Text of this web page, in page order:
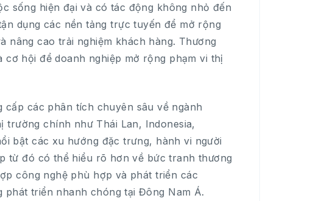
sống hiện đại và có tác động không nhỏ đến
dụng các nền tảng trực tuyến để mở rộng
nâng cao trải nghiệm khách hàng. Thương
hội để doanh nghiệp mở rộng phạm vi thị
cấp các phân tích chuyên sâu về ngành
trường chính như Thái Lan, Indonesia,
bật các xu hướng đặc trưng, hành vi người
từ đó có thể hiểu rõ hơn về bức tranh thương
công nghệ phù hợp và phát triển các
triển nhanh chóng tại Đông Nam Á.